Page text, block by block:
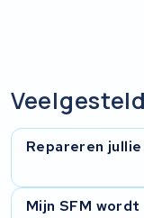
Schwinn
Repareren
In bijna alle
Mijn SFM